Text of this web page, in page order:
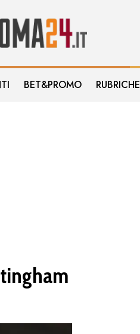
BET&PROMO RUBRICHE